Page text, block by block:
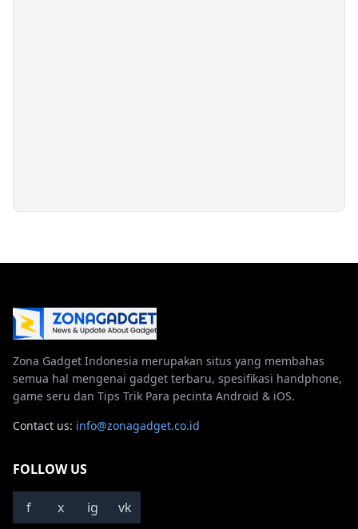
Zona Gadget Indonesia merupakan situs yang membahas
semua hal mengenai gadget terbaru, spesifikasi handphone,
game seru dan Tips Trik Para pecinta Android & iOS.
Contact us: info@zonagadget.co.id
FOLLOW US
f x ig vk